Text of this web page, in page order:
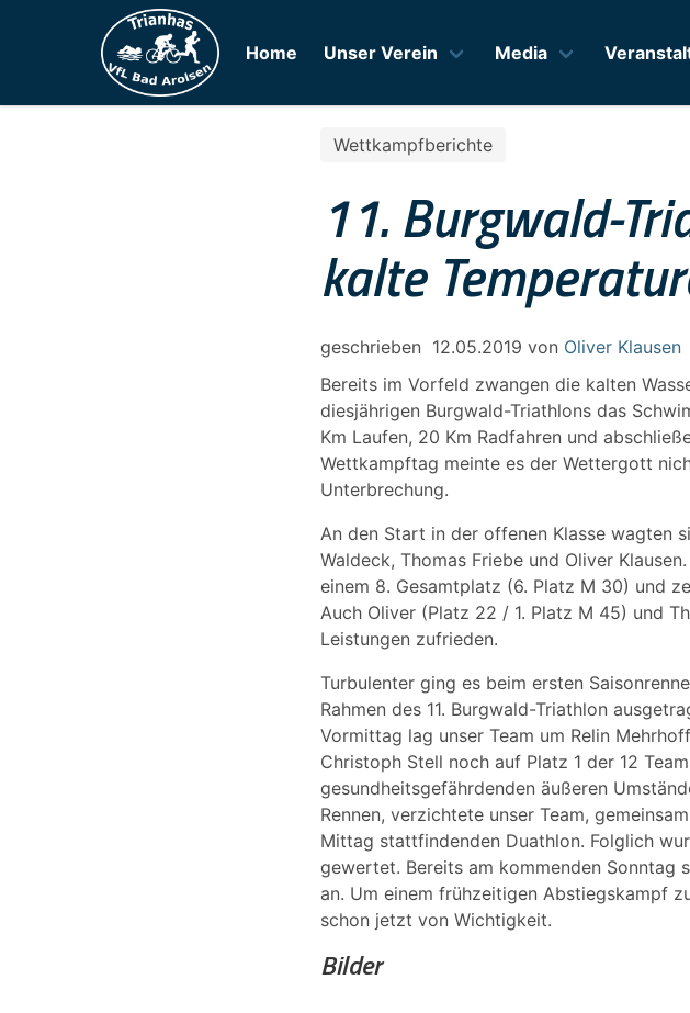
Home Unser Verein Media
Wettkampfberichte
11. Burgwald-
kalte
geschrieben 12.05.2019 von Oliver Klausen
Bereits im Vorfeld zwangen die kalten
diesjährigen Burgwald-Triathlons das
Km Laufen, 20 Km Radfahren und
Wettkampftag meinte es der Wettergott
Unterbrechung.
An den Start in der offenen Klasse wagten
Waldeck, Thomas Friebe und Oliver
einem 8. Gesamtplatz (6. Platz M 30) und
Auch Oliver (Platz 22 / 1. Platz M 45) und
Leistungen zufrieden.
Turbulenter ging es beim ersten
Rahmen des 11. Burgwald-Triathlon
Vormittag lag unser Team um Relin
Christoph Stell noch auf Platz 1 der 12
gesundheitsgefährdenden äußeren
Rennen, verzichtete unser Team,
Mittag stattfindenden Duathlon. Folglich
gewertet. Bereits am kommenden Sonntag
an. Um einem frühzeitigen Abstiegskampf
schon jetzt von Wichtigkeit.
Bilder